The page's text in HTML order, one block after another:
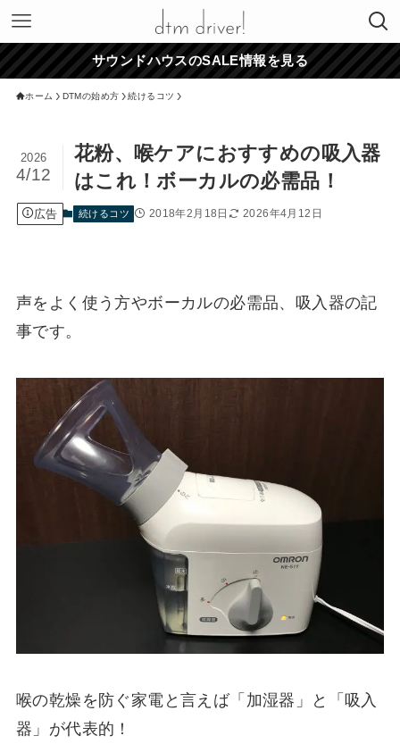
サウンドハウスのSALE情報を見る
ホーム DTMの始め方 続けるコツ
花粉、喉ケアにおすすめの吸入器
はこれ！ボーカルの必需品！
2026
4/12
広告 続けるコツ 2018年2月18日 2026年4月12日
声をよく使う方やボーカルの必需品、吸入器の記
事です。
喉の乾燥を防ぐ家電と言えば「加湿器」と「吸入
器」が代表的！